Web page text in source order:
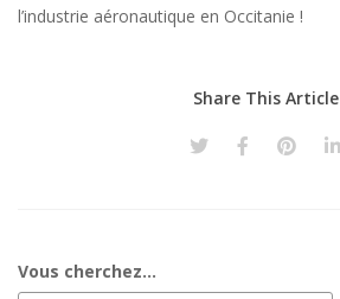
l’industrie aéronautique en Occitanie !
Share This Article
Vous cherchez...